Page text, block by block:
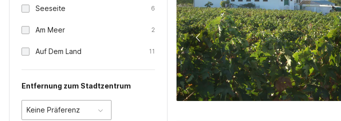
Seeseite 6
Am Meer 2
Auf Dem Land 11
Entfernung zum Stadtzentrum
Keine Präferenz